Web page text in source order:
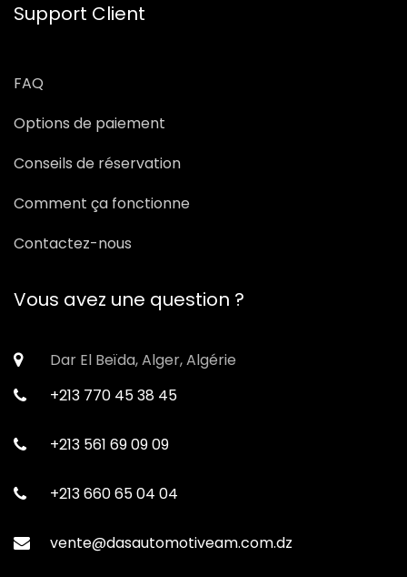
Support Client
FAQ
Options de paiement
Conseils de réservation
Comment ça fonctionne
Contactez-nous
Vous avez une question ?
Dar El Beïda, Alger, Algérie
+213 770 45 38 45
+213 561 69 09 09
+213 660 65 04 04
vente@dasautomotiveam.com.dz